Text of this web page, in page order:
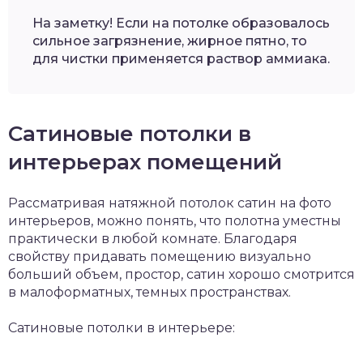
На заметку! Если на потолке образовалось
сильное загрязнение, жирное пятно, то
для чистки применяется раствор аммиака.
Сатиновые потолки в
интерьерах помещений
Рассматривая натяжной потолок сатин на фото
интерьеров, можно понять, что полотна уместны
практически в любой комнате. Благодаря
свойству придавать помещению визуально
больший объем, простор, сатин хорошо смотрится
в малоформатных, темных пространствах.
Сатиновые потолки в интерьере: